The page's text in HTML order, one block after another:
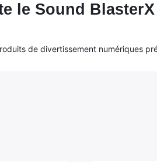
le Sound
de divertissement numériques